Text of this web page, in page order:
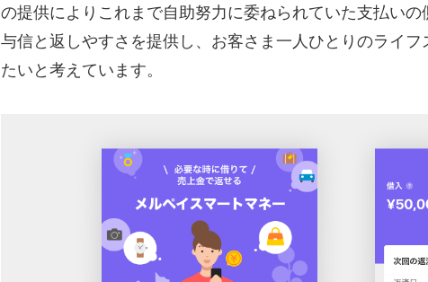
の提供によりこれまで自助努力に委ねられていた支払い
与信と返しやすさを提供し、お客さま一人ひとりのライ
たいと考えています。